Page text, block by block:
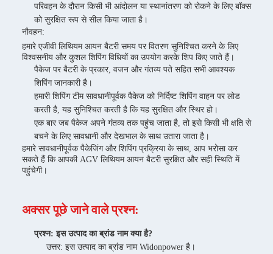
परिवहन के दौरान किसी भी आंदोलन या स्थानांतरण को रोकने के लिए बॉक्स
को सुरक्षित रूप से सील किया जाता है।
नौवहन:
हमारे एजीवी लिथियम आयन बैटरी समय पर वितरण सुनिश्चित करने के लिए
विश्वसनीय और कुशल शिपिंग विधियों का उपयोग करके शिप किए जाते हैं।
पैकेज पर बैटरी के प्रकार, वजन और गंतव्य पते सहित सभी आवश्यक
शिपिंग जानकारी है।
हमारी शिपिंग टीम सावधानीपूर्वक पैकेज को निर्दिष्ट शिपिंग वाहन पर लोड
करती है, यह सुनिश्चित करती है कि यह सुरक्षित और स्थिर हो।
एक बार जब पैकेज अपने गंतव्य तक पहुंच जाता है, तो इसे किसी भी क्षति से
बचने के लिए सावधानी और देखभाल के साथ उतारा जाता है।
हमारे सावधानीपूर्वक पैकेजिंग और शिपिंग प्रक्रिया के साथ, आप भरोसा कर
सकते हैं कि आपकी AGV लिथियम आयन बैटरी सुरक्षित और सही स्थिति में
पहुंचेगी।
अक्सर पूछे जाने वाले प्रश्न:
प्रश्न: इस उत्पाद का ब्रांड नाम क्या है?
उत्तर: इस उत्पाद का ब्रांड नाम Widonpower है।